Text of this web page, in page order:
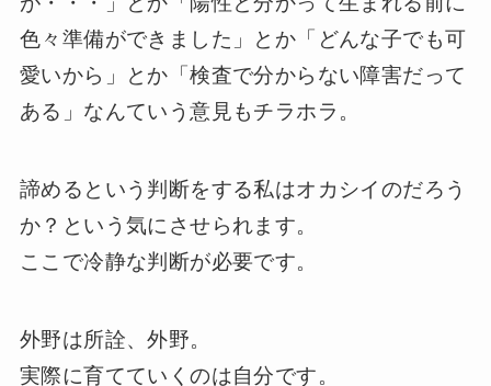
色々準備ができました」とか「どんな子でも可
愛いから」とか「検査で分からない障害だって
ある」なんていう意見もチラホラ。
諦めるという判断をする私はオカシイのだろう
か？という気にさせられます。
ここで冷静な判断が必要です。
外野は所詮、外野。
実際に育てていくのは自分です。